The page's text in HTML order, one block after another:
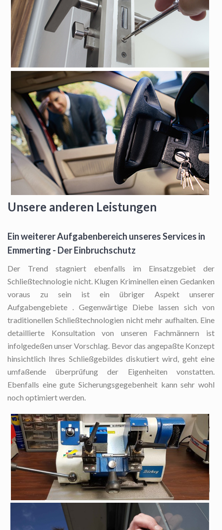
Unsere anderen Leistungen
Ein weiterer Aufgabenbereich unseres Services in
Emmerting - Der Einbruchschutz
Der Trend stagniert ebenfalls im Einsatzgebiet der
Schließtechnologie nicht. Klugen Kriminellen einen Gedanken
voraus zu sein ist ein übriger Aspekt unserer
Aufgabengebiete . Gegenwärtige Diebe lassen sich von
traditionellen Schließtechnologien nicht mehr aufhalten. Eine
detaillierte Konsultation von unseren Fachmännern ist
infolgedeßen unser Vorschlag. Bevor das angepaßte Konzept
hinsichtlich Ihres Schließgebildes diskutiert wird, geht eine
umfaßende überprüfung der Eigenheiten vonstatten.
Ebenfalls eine gute Sicherungsgegebenheit kann sehr wohl
noch optimiert werden.